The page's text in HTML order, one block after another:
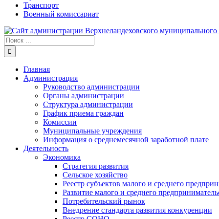
Транспорт
Военный комиссариат
Результат
поиска:
Главная
Администрация
Руководство администрации
Органы администрации
Структура администрации
График приема граждан
Комиссии
Муниципальные учреждения
Информация о среднемесячной заработной плате
Деятельность
Экономика
Стратегия развития
Сельское хозяйство
Реестр субъектов малого и среднего
Развитие малого и среднего
Потребительский рынок
Внедрение стандарта развития конкуренции